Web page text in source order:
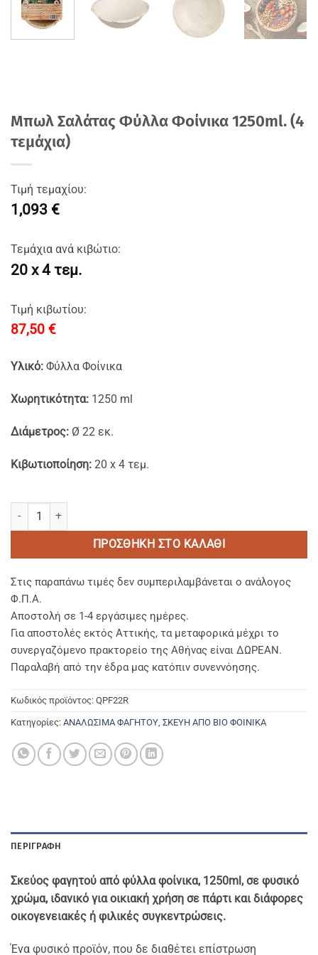
Μπωλ Σαλάτας Φύλλα Φοίνικα 1250ml. (4
τεμάχια)
Τιμή τεμαχίου:
1,093 €
Τεμάχια ανά κιβώτιο:
20 x 4 τεμ.
Τιμή κιβωτίου:
87,50 €
Υλικό: Φύλλα Φοίνικα
Χωρητικότητα: 1250 ml
Διάμετρος: Ø 22 εκ.
Κιβωτιοποίηση: 20 x 4 τεμ.
Μπωλ Σαλάτας Φύλλα Φοίνικα 1250ml. (4 τεμάχια) ποσότητα
ΠΡΟΣΘΉΚΗ ΣΤΟ ΚΑΛΆΘΙ
Στις παραπάνω τιμές δεν συμπεριλαμβάνεται ο ανάλογος
Φ.Π.Α.
Αποστολή σε 1-4 εργάσιμες ημέρες.
Για αποστολές εκτός Αττικής, τα μεταφορικά μέχρι το
συνεργαζόμενο πρακτορείο της Αθήνας είναι ΔΩΡΕΑΝ.
Παραλαβή από την έδρα μας κατόπιν συνεννόησης.
Κωδικός προϊόντος: QPF22R
Κατηγορίες: ΑΝΑΛΩΣΙΜΑ ΦΑΓΗΤΟΥ, ΣΚΕΥΗ ΑΠΟ ΒΙΟ ΦΟΙΝΙΚΑ
ΠΕΡΙΓΡΑΦΉ
Σκεύος φαγητού από φύλλα φοίνικα, 1250ml, σε φυσικό
χρώμα, ιδανικό για οικιακή χρήση σε πάρτι και διάφορες
οικογενειακές ή φιλικές συγκεντρώσεις.
Ένα φυσικό προϊόν, που δε διαθέτει επίστρωση